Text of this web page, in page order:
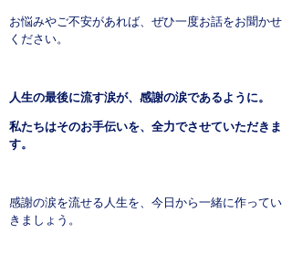
お悩みやご不安があれば、ぜひ一度お話をお聞かせ
ください。
人生の最後に流す涙が、感謝の涙であるように。
私たちはそのお手伝いを、全力でさせていただきま
す。
感謝の涙を流せる人生を、今日から一緒に作ってい
きましょう。